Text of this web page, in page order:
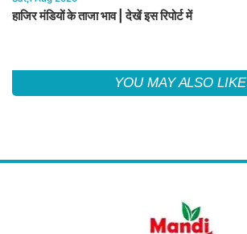
हाजिर मंडियों के ताजा भाव | देखें इस रिपोर्ट में
YOU MAY ALSO LIKE